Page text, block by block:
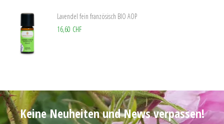
Lavendel fein französisch BIO AOP
16,60 CHF
Keine Neuheiten und News verpassen!